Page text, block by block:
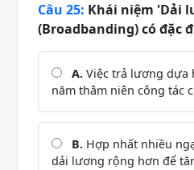
Câu 25: Khái niệm 'Dải
(Broadbanding) có đặc
A. Việc trả lương dựa
năm thâm niên công tác
B. Hợp nhất nhiều
dải lương rộng hơn để